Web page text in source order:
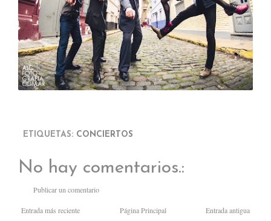
ETIQUETAS: CONCIERTOS
No hay comentarios.:
Publicar un comentario
Entrada más reciente Entrada antigua
Página Principal